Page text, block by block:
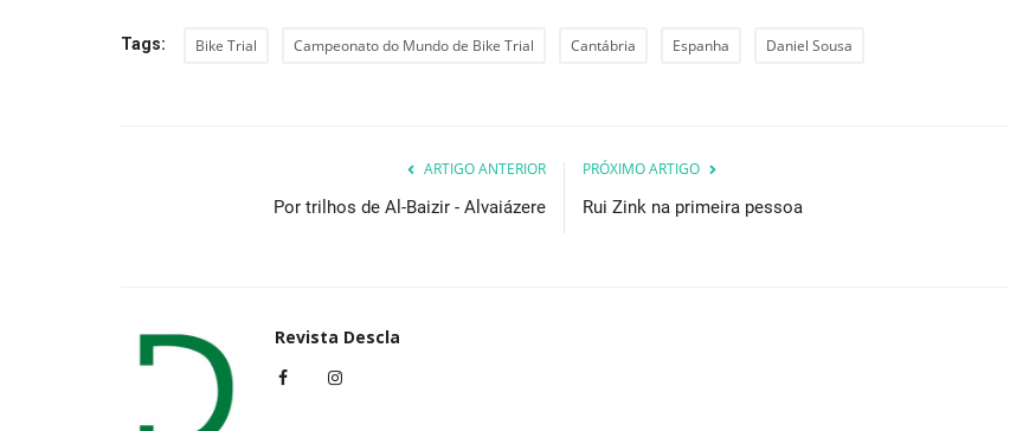
Tags: Bike Trial Campeonato do Mundo de Bike Trial Cantábria Espanha Daniel Sousa
ARTIGO ANTERIOR
Por trilhos de Al-Baizir - Alvaiázere
PRÓXIMO ARTIGO
Rui Zink na primeira pessoa
Revista Descla